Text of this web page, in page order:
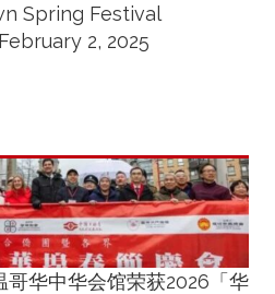
Spring Festival
2, 2025
哥华中华会馆荣获2026「华